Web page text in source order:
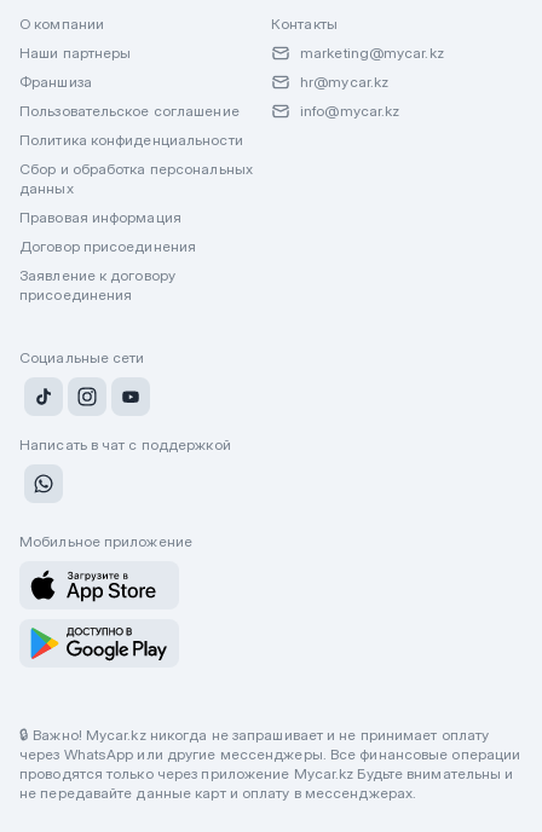
О компании
Наши партнеры
Франшиза
Пользовательское соглашение
Политика конфиденциальности
Сбор и обработка персональных
данных
Правовая информация
Договор присоединения
Заявление к договору
присоединения
Контакты
marketing@mycar.kz
hr@mycar.kz
info@mycar.kz
Социальные сети
Написать в чат с поддержкой
Мобильное приложение
🔒 Важно! Mycar.kz никогда не запрашивает и не принимает оплату
через WhatsApp или другие мессенджеры. Все финансовые операции
проводятся только через приложение Mycar.kz Будьте внимательны и
не передавайте данные карт и оплату в мессенджерах.